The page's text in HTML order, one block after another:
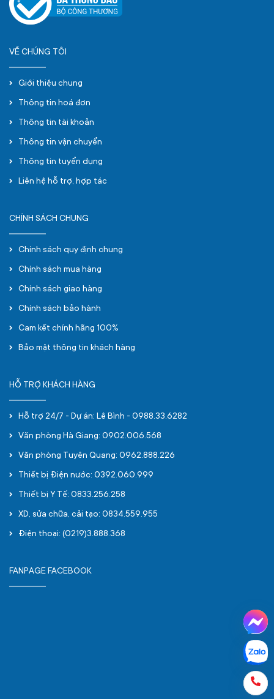
VỀ CHÚNG TÔI
Giới thiệu chung
Thông tin hoá đơn
Thông tin tài khoản
Thông tin vận chuyển
Thông tin tuyển dụng
Liên hệ hỗ trợ, hợp tác
CHÍNH SÁCH CHUNG
Chính sách quy định chung
Chính sách mua hàng
Chính sách giao hàng
Chính sách bảo hành
Cam kết chính hãng 100%
Bảo mật thông tin khách hàng
HỖ TRỢ KHÁCH HÀNG
Hỗ trợ 24/7 - Dự án: Lê Bình - 0988.33.6282
Văn phòng Hà Giang: 0902.006.568
Văn phòng Tuyên Quang: 0962.888.226
Thiết bị Điện nước: 0392.060.999
Thiết bị Y Tế: 0833.256.258
XD, sửa chữa, cải tạo: 0834.559.955
Điện thoại: (0219)3.888.368
FANPAGE FACEBOOK